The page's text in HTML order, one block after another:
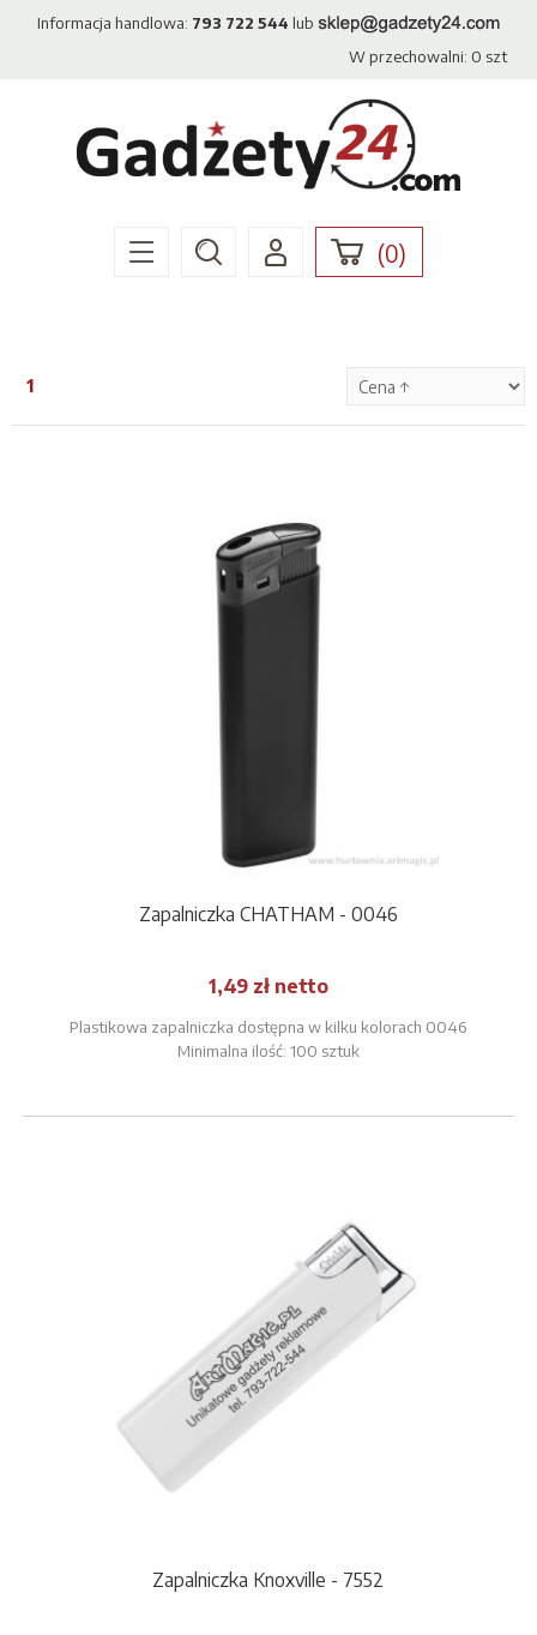
Informacja handlowa: 793 722 544 lub
W przechowalni: 0 szt
(0)
1
Zapalniczka CHATHAM - 0046
1,49 zł netto
Plastikowa zapalniczka dostępna w kilku kolorach 0046
Minimalna ilość: 100 sztuk
Zapalniczka Knoxville - 7552